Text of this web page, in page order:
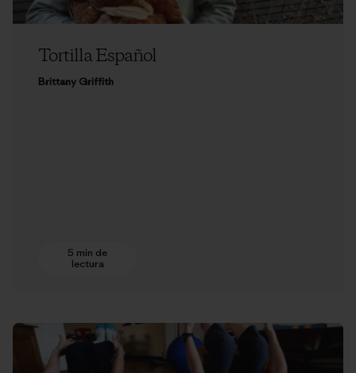
Tortilla Español
Brittany Griffith
5 min de
lectura